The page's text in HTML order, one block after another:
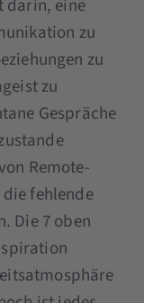
darin, eine
zu
zu
zu
Gespräche
Remote-
fehlende
Die 7 oben